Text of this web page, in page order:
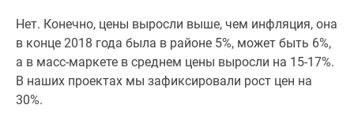
Нет. Конечно, цены выросли выше, чем инфляция, она
в конце 2018 года была в районе 5%, может быть 6%,
а в масс-маркете в среднем цены выросли на 15-17%.
В наших проектах мы зафиксировали рост цен на
30%.